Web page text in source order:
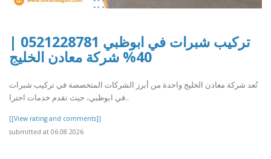
تركيب شبرات في ابوظبي 0521228781 |
40% شركة معادن الخليج
تُعد شركة معادن الخليج واحدة من أبرز الشركات المتخصصة في تركيب شبرات
في ابوظبي، حيث تقدم خدمات احترا..
[[View rating and comments]]
submitted at 06.08.2026